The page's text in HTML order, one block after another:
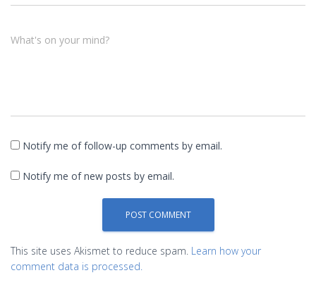
What's on your mind?
Notify me of follow-up comments by email.
Notify me of new posts by email.
This site uses Akismet to reduce spam. Learn how your
comment data is processed.